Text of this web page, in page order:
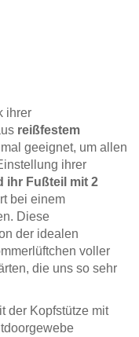
ihrer
reißfestem
geeignet, um allen
ihrer
ihr Fußteil mit 2
bei einem
Diese
der idealen
voller
die uns so sehr
der Kopfstütze mit